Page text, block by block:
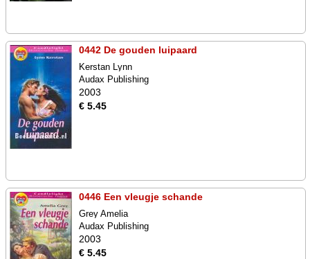
0442 De gouden luipaard
Kerstan Lynn
Audax Publishing
2003
€ 5.45
0446 Een vleugje schande
Grey Amelia
Audax Publishing
2003
€ 5.45